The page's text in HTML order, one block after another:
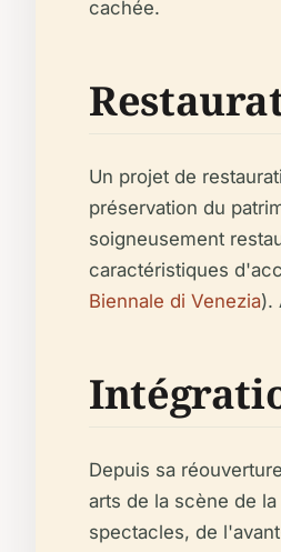
cachée.
Un projet de
préservation du
soigneusement
caractéristiques
Biennale di Venezia).
Depuis sa
arts de la scène de
spectacles, de